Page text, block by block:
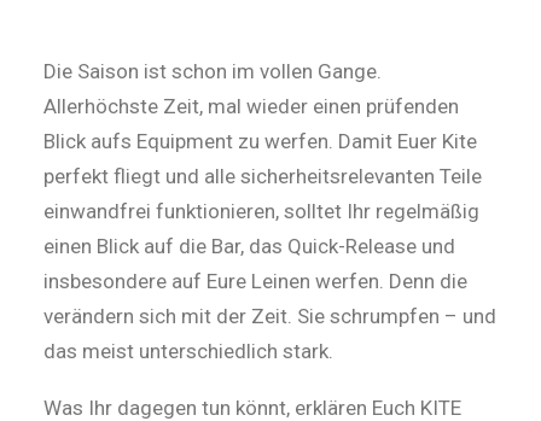
Die Saison ist schon im vollen Gange.
Allerhöchste Zeit, mal wieder einen prüfenden
Blick aufs Equipment zu werfen. Damit Euer Kite
perfekt fliegt und alle sicherheitsrelevanten Teile
einwandfrei funktionieren, solltet Ihr regelmäßig
einen Blick auf die Bar, das Quick-Release und
insbesondere auf Eure Leinen werfen. Denn die
verändern sich mit der Zeit. Sie schrumpfen – und
das meist unterschiedlich stark.
Was Ihr dagegen tun könnt, erklären Euch KITE